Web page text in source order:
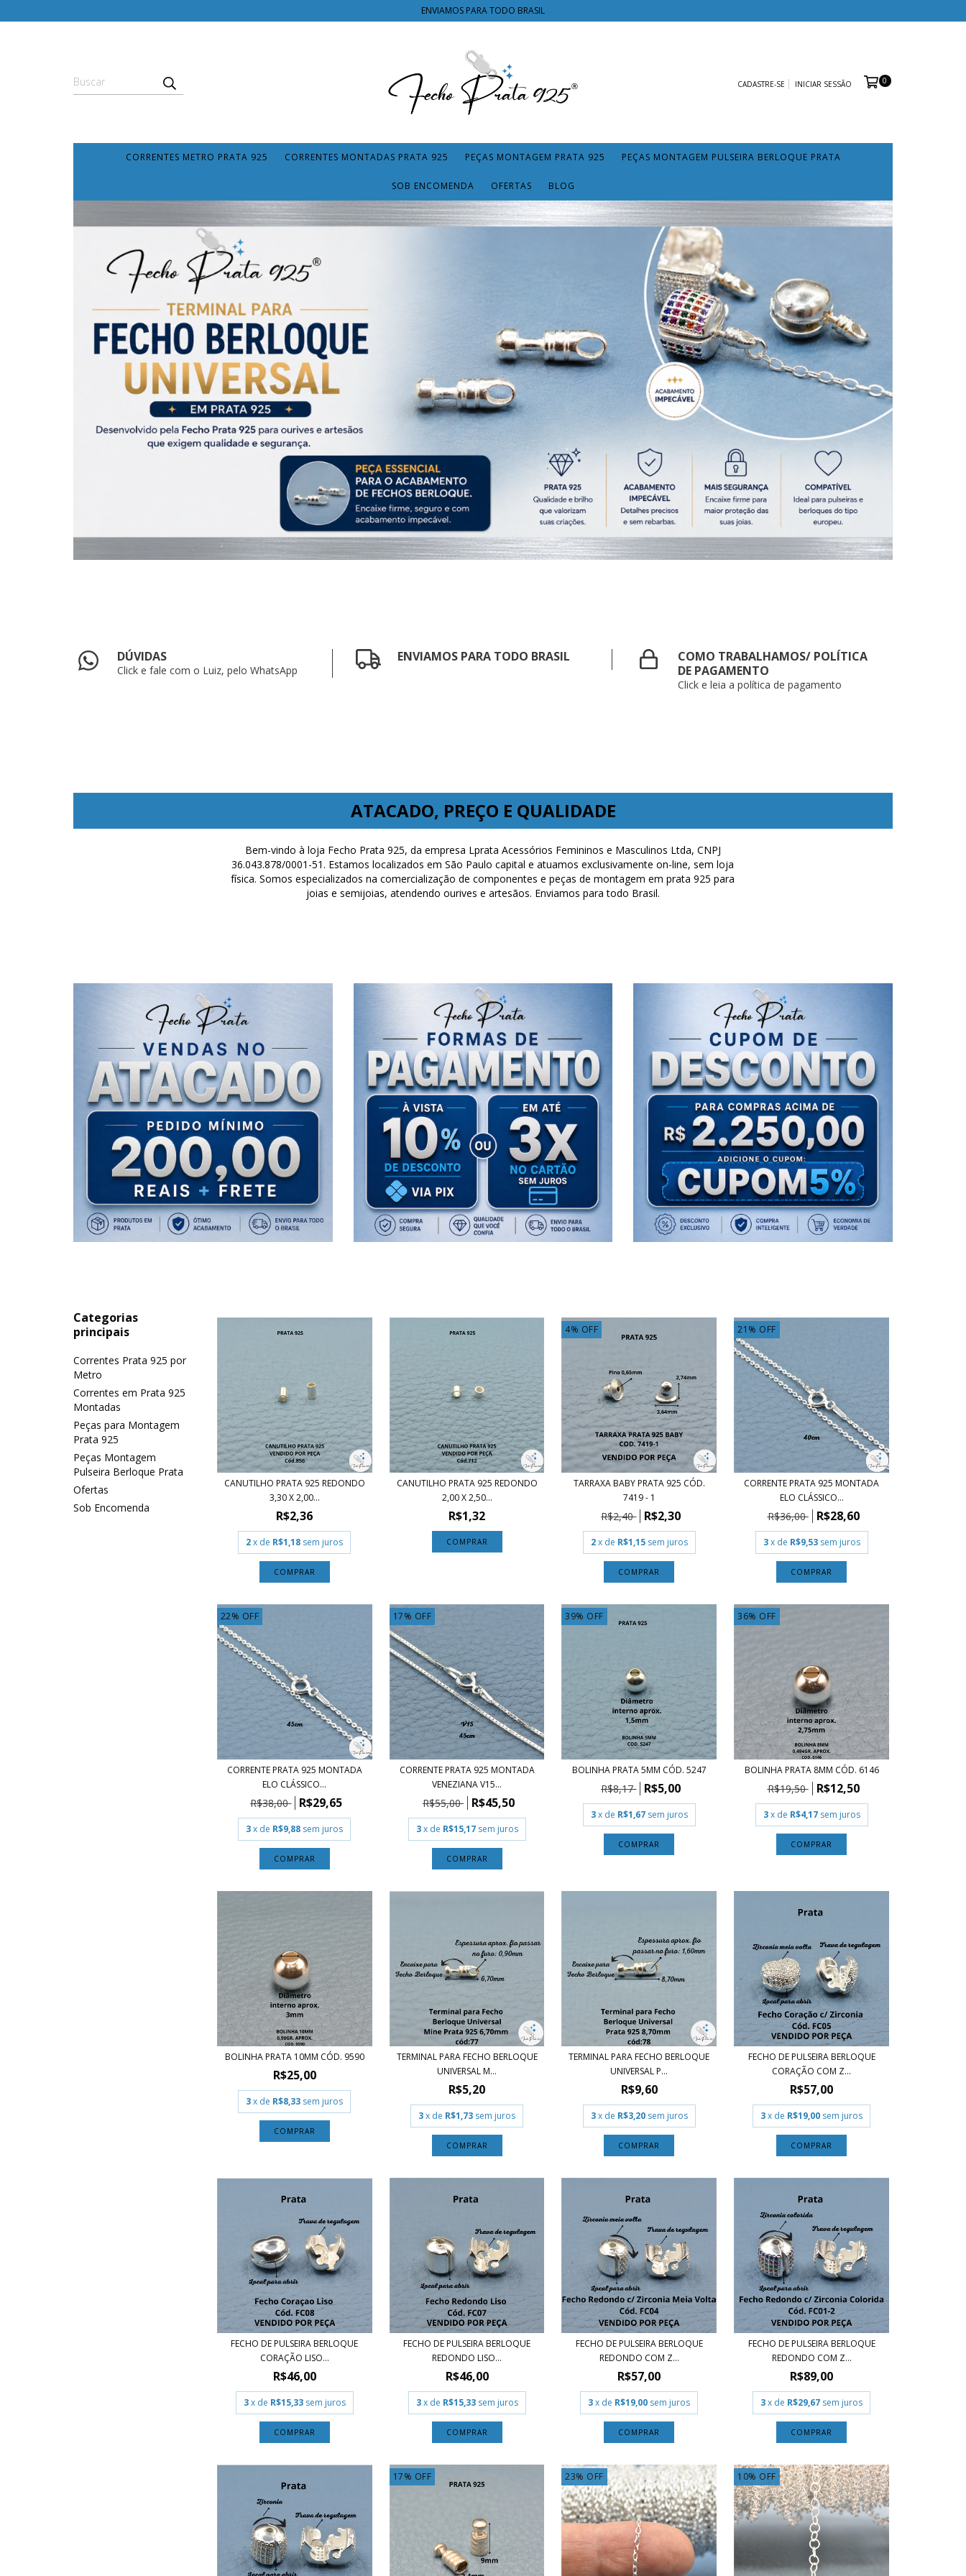
ENVIAMOS PARA TODO BRASIL
CADASTRE-SE INICIAR SESSÃO 0
CORRENTES METRO PRATA 925 CORRENTES MONTADAS PRATA 925 PEÇAS MONTAGEM PRATA 925 PEÇAS MONTAGEM PULSEIRA BERLOQUE PRATA
SOB ENCOMENDA OFERTAS BLOG
DÚVIDAS
Click e fale com o Luiz, pelo WhatsApp
ENVIAMOS PARA TODO BRASIL
COMO TRABALHAMOS/ POLÍTICA
DE PAGAMENTO
Click e leia a política de pagamento
ATACADO, PREÇO E QUALIDADE
Bem-vindo à loja Fecho Prata 925, da empresa Lprata Acessórios Femininos e Masculinos Ltda, CNPJ
36.043.878/0001-51. Estamos localizados em São Paulo capital e atuamos exclusivamente on-line, sem loja
física. Somos especializados na comercialização de componentes e peças de montagem em prata 925 para
joias e semijoias, atendendo ourives e artesãos. Enviamos para todo Brasil.
Categorias
principais
Correntes Prata 925 por
Metro
Correntes em Prata 925
Montadas
Peças para Montagem
Prata 925
Peças Montagem
Pulseira Berloque Prata
Ofertas
Sob Encomenda
CANUTILHO PRATA 925 REDONDO
3,30 X 2,00...
R$2,36
2x de R$1,18 sem juros
CANUTILHO PRATA 925 REDONDO
2,00 X 2,50...
R$1,32
4% OFF
TARRAXA BABY PRATA 925 CÓD.
7419 - 1
R$2,40 R$2,30
2x de R$1,15 sem juros
COMPRAR
21 % OFF
CORRENTE PRATA 925 MONTADA
ELO CLÁSSICO...
R$36,00 R$28,60
3 x de R$9,53 sem juros
22% OFF
CORRENTE PRATA 925 MONTADA
ELO CLÁSSICO...
R$38,00 R$29,65
3x de R$9,88 sem juros
17% OFF
CORRENTE PRATA 925 MONTADA
VENEZIANA V15...
R$55,00 R$45,50
3 x de R$15,17 sem juros
39% OFF
BOLINHA PRATA 5MM CÓD. 5247
R$8,17 R$5,00
3x de R$1,67 sem juros
COMPRAR
36% OFF
BOLINHA PRATA 8MM CÓD. 6146
R$19,50 R$12,50
3 x de R$4,17 sem juros
COMPRAR
BOLINHA PRATA 10MM CÓD. 9590
R$25,00
3x de R$8,33 sem juros
COMPRAR
TERMINAL PARA FECHO BERLOQUE
UNIVERSAL M...
R$5,20
3x de R$1,73 sem juros
COMPRAR
TERMINAL PARA FECHO BERLOQUE
UNIVERSAL P...
R$9,60
3x de R$3,20 sem juros
COMPRAR
FECHO DE PULSEIRA BERLOQUE
CORAÇÃO COM Z...
R$57,00
3x de R$19,00 sem juros
FECHO DE PULSEIRA BERLOQUE
CORAÇÃO LISO...
R$46,00
3x de R$15,33 sem juros
FECHO DE PULSEIRA BERLOQUE
REDONDO LISO...
R$46,00
3 x de R$15,33 sem juros
FECHO DE PULSEIRA BERLOQUE
REDONDO COM Z...
R$57,00
3x de R$19,00 sem juros
FECHO DE PULSEIRA BERLOQUE
REDONDO COM Z...
R$89,00
3x de R$29,67 sem juros
17% OFF 23% OFF 10% OFF